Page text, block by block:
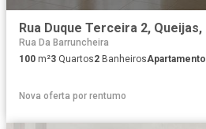
Rua Da Barruncheira
100 m²3 Quartos2 BanheirosApartamento
Nova oferta por rentumo